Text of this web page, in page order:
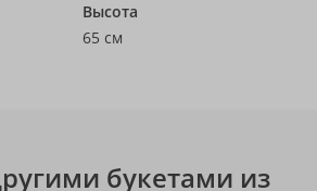
Высота
65 см
букетами из